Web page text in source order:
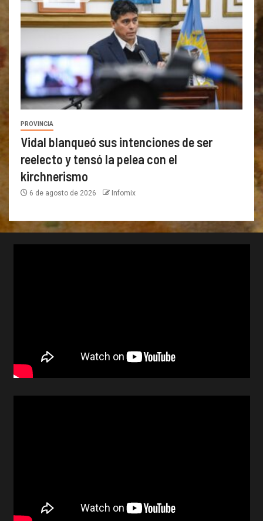
PROVINCIA
Vidal blanqueó sus intenciones de ser
reelecto y tensó la pelea con el
kirchnerismo
6 de agosto de 2026 Infomix